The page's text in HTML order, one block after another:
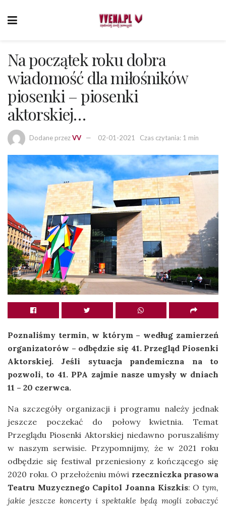
Na początek roku dobra
wiadomość dla miłośników
piosenki – piosenki
aktorskiej…
Dodane przezVV 02-01-2021 Czas czytania: 1 min
Poznaliśmy termin, w którym – według zamierzeń
organizatorów – odbędzie się 41. Przegląd Piosenki
Aktorskiej. Jeśli sytuacja pandemiczna na to
pozwoli, to 41. PPA zajmie nasze umysły w dniach
11 – 20 czerwca.
Na szczegóły organizacji i programu należy jednak
jeszcze poczekać do połowy kwietnia.
Temat
Przeglądu Piosenki Aktorskiej niedawno poruszaliśmy
w naszym serwisie. Przypomnijmy, że w 2021 roku
odbędzie się festiwal przeniesiony z kończącego się
2020 roku. O przełożeniu mówi rzeczniczka prasowa
Teatru Muzycznego Capitol Joanna Kiszkis: O tym,
jakie jeszcze koncerty i spektakle będą mogli zobaczyć